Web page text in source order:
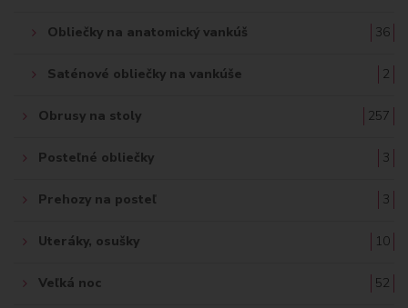
Obliečky na anatomický vankúš 36
Saténové obliečky na vankúše 2
Obrusy na stoly 257
Posteľné obliečky 3
Prehozy na posteľ 3
Uteráky, osušky 10
Veľká noc 52